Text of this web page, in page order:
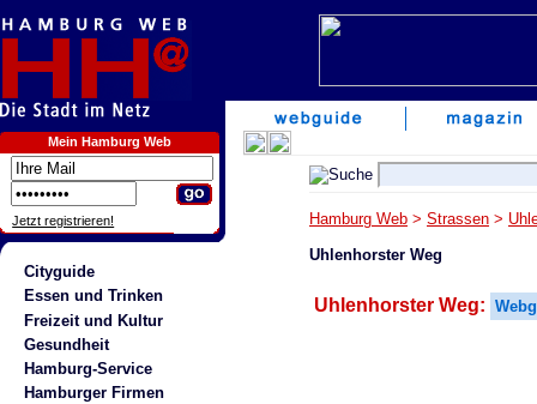
Mein Hamburg Web
Jetzt registrieren!
Cityguide
Essen und Trinken
Freizeit und Kultur
Gesundheit
Hamburg-Service
Hamburger Firmen
Hamburg Web > Strassen >
Uhlenhorster Weg
Uhlenhorster Weg: